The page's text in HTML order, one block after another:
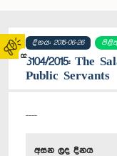
02
දිනය: 2015-06-26
6104/2015: The
Public Servants
----
අසන ලද දිනය